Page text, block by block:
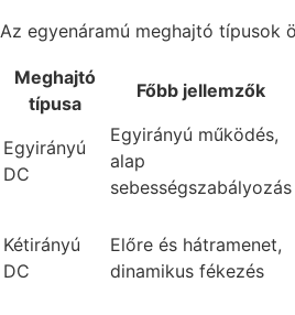
Az egyenáramú meghajtó típusok
Meghajtó
típusa
Főbb jellemzők
Egyirányú
DC
Egyirányú működés,
alap
sebességszabályozás
Kétirányú
DC
Előre és hátramenet,
dinamikus fékezés